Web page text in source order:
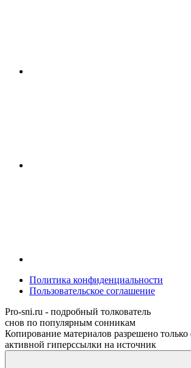
Политика конфиденциальности
Пользовательское соглашение
Pro-sni.ru - подробный толкователь
снов по популярным сонникам
Копирование материалов разрешено только
активной гиперссылки на источник